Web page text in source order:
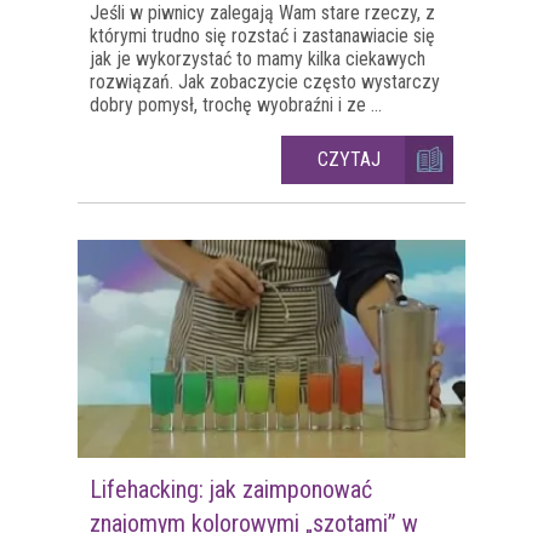
Jeśli w piwnicy zalegają Wam stare rzeczy, z
którymi trudno się rozstać i zastanawiacie się
jak je wykorzystać to mamy kilka ciekawych
rozwiązań. Jak zobaczycie często wystarczy
dobry pomysł, trochę wyobraźni i ze ...
CZYTAJ
Lifehacking: jak zaimponować
znajomym kolorowymi „szotami” w